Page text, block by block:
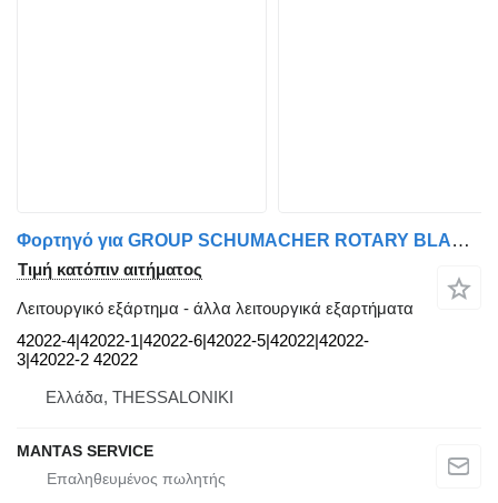
Φορτηγό για GROUP SCHUMACHER ROTARY BLADE - MANTAS SERVICE EXPORT ΠΕΡΙΣΤΡΟΦΙΚΗ ΛΕΠΙΔΑ GROUP SCHUMACHER - ΕΞΑΓΩΓΗ ΑΝΤΑΛΛΑΚΤΙΚΩΝ MANTAS SERVICE | 42022-4|42022-1|42022-6|42022-5|42022|42022-3|42022-2
Τιμή κατόπιν αιτήματος
Λειτουργικό εξάρτημα - άλλα λειτουργικά εξαρτήματα
42022-4|42022-1|42022-6|42022-5|42022|42022-
3|42022-2 42022
Ελλάδα, THESSALONIKI
MANTAS SERVICE